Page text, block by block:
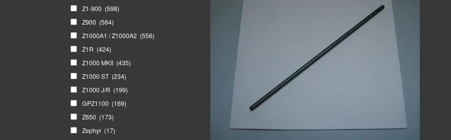
Z1-900 (598)
Z900 (564)
Z1000A1 / Z1000A2 (556)
Z1R (424)
Z1000 MKII (435)
Z1000 ST (234)
Z1000 J/R (199)
GPZ1100 (169)
Z650 (173)
Zephyr (17)